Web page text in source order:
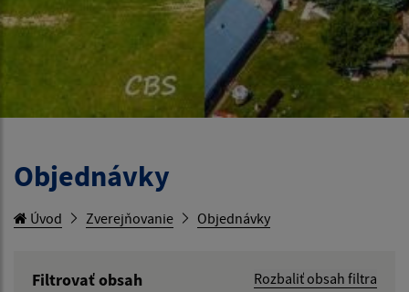
Objednávky
Úvod Zverejňovanie Objednávky
Filtrovať obsah
Rozbaliť obsah filtra